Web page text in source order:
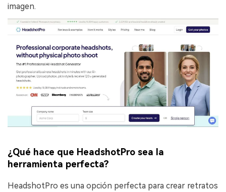
imagen.󠀲󠀡󠀡󠀤󠀦󠀡󠀢󠀢󠀩󠀳󠀢󠀢󠀢󠀢󠀢󠀢󠀢󠀢󠀢󠀢󠀢󠀢󠀢󠀢󠀢
¿Qué hace que HeadshotPro sea la
herramienta perfecta?󠀲󠀡󠀡󠀤󠀦󠀡󠀢󠀣󠀡󠀳
󠀰HeadshotPro es una opción perfecta para crear retratos